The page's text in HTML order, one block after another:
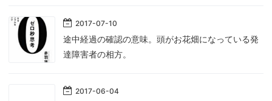
2017-07-10
途中経過の確認の意味。頭がお花畑になっている発
達障害者の相方。
2017-06-04